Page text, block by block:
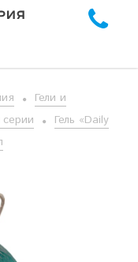
Гели и
Гель «Daily